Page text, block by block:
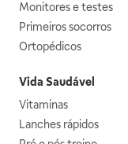
Monitores e testes
Primeiros socorros
Ortopédicos
Vida Saudável
Vitaminas
Lanches rápidos